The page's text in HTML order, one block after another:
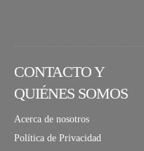
CONTACTO Y
QUIÉNES SOMOS
Acerca de nosotros
Política de Privacidad